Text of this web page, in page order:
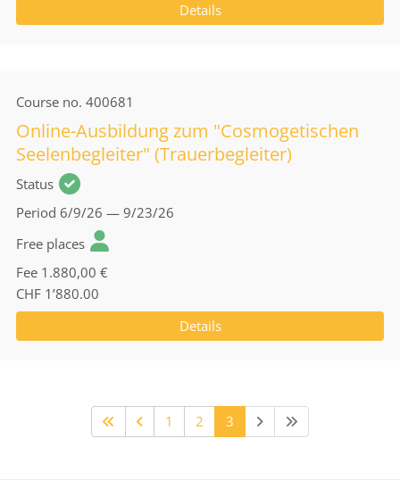
Details
Course no. 400681
Online-Ausbildung zum "Cosmogetischen
Seelenbegleiter" (Trauerbegleiter)
Status
Period 6/9/26 — 9/23/26
Free places
Fee 1.880,00 €
CHF 1’880.00
Details
1 2 3